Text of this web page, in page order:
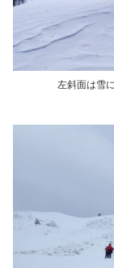
左斜面は雪